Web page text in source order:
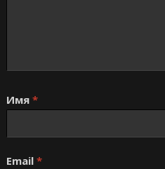
Имя *
Email *